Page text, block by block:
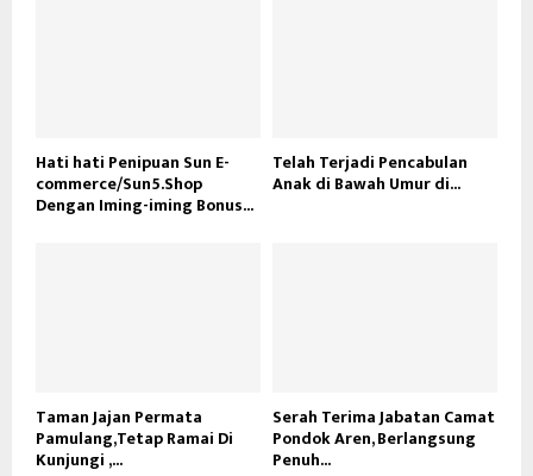
Hati hati Penipuan Sun E-
commerce/Sun5.Shop
Dengan Iming-iming Bonus...
Telah Terjadi Pencabulan
Anak di Bawah Umur di...
Taman Jajan Permata
Pamulang,Tetap Ramai Di
Kunjungi ,...
Serah Terima Jabatan Camat
Pondok Aren, Berlangsung
Penuh...